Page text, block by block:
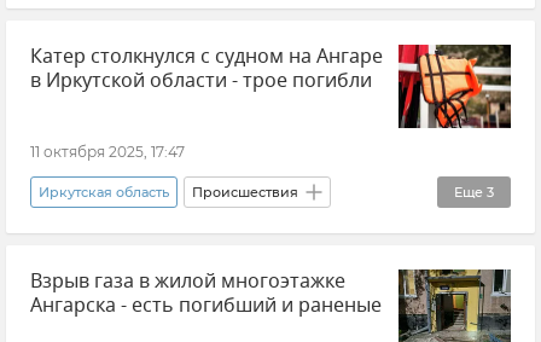
Новости Пожар
Катер столкнулся с судном на Ангаре
в Иркутской области - трое погибли
11 октября 2025, 17:47
Еще 3
Иркутская область Происшествия
МЧС РФ (Министерство чрезвычайных ситуаций Российской Федерации)
Россия Новости
Взрыв газа в жилой многоэтажке
Ангарска - есть погибший и раненые